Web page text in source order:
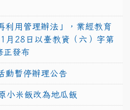
利用管理辦法」，業經教育
月28日以臺教資（六）字第
發布
動暫停辦理公告
小米飯改為地瓜飯